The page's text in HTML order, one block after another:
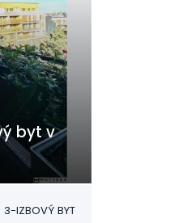
byt v
3-IZBOVÝ BYT